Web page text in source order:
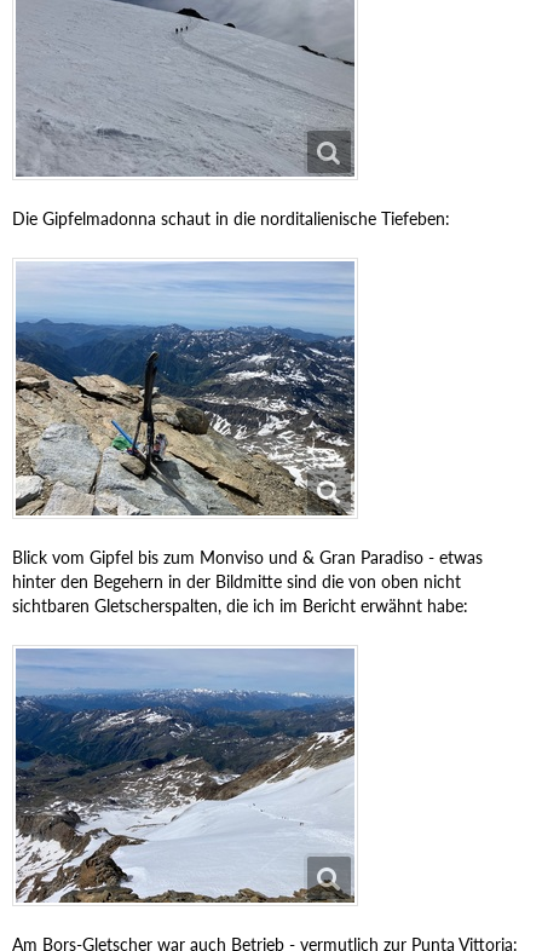
Die Gipfelmadonna schaut in die norditalienische Tiefeben:
Blick vom Gipfel bis zum Monviso und & Gran Paradiso - etwas
hinter den Begehern in der Bildmitte sind die von oben nicht
sichtbaren Gletscherspalten, die ich im Bericht erwähnt habe:
Am Bors-Gletscher war auch Betrieb - vermutlich zur Punta Vittoria: